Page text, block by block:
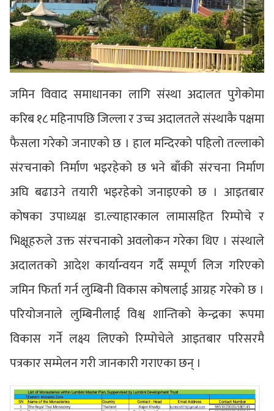
जमिन विवाद समाधानका लागि संस्था अदालत पुगेकोमा
करिब १८ महिनापछि जिल्ला र उच्च अदालतले संस्थाकै पक्षमा
फैसला गरेको जनाएको छ । हाल मन्दिरको पहिलो तल्लाको
संरचनाको निर्माण भइरहेको छ भने बाँकी संरचना निर्माण
अघि बढाउने तयारी भइरहेको जनाइएको छ । आइतबार
कोषका उपाध्यक्ष डा.ल्याहारकाल लामासहित रिम्पोचे र
भिक्षूहरुले उक्त संरचनाको अवलोकन गरेका थिए । संस्थाले
अदालतको आदेश कार्यान्वयन गर्दै सम्पूर्ण लिज गरिएको
जमिन फिर्ता गर्न लुम्बिनी विकास कोषलाई आग्रह गरेको छ ।
परियोजनाले लुम्बिनीलाई विश्व शान्तिको केन्द्रका रूपमा
विकास गर्ने लक्ष्य लिएको रिम्पोचेले आइतबार परिसरमै
पत्रकार सम्मेलन गरी जानकारी गराएका छन् ।